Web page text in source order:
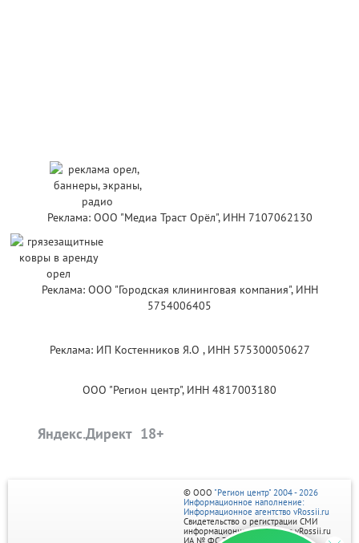
Реклама: ООО "Медиа Траст Орёл", ИНН 7107062130
Реклама: ООО "Городская клининговая компания", ИНН
5754006405
Реклама: ИП Костенников Я.О , ИНН 575300050627
ООО "Регион центр", ИНН 4817003180
Яндекс.Директ
© ООО "Регион центр" 2004 - 2026
Информационное наполнение:
Информационное агентство vRossii.ru
Свидетельство о регистрации СМИ
информационного агентства vRossii.ru
ИА № ФС 77‑35502